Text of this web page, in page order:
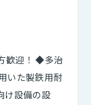
歓迎！ ◆多治
いた製鉄用耐
け設備の設